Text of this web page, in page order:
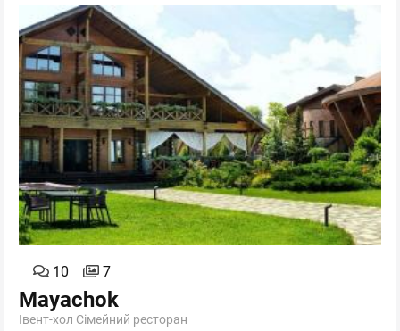
10 7
Mayachok
Івент-хол Сімейний ресторан